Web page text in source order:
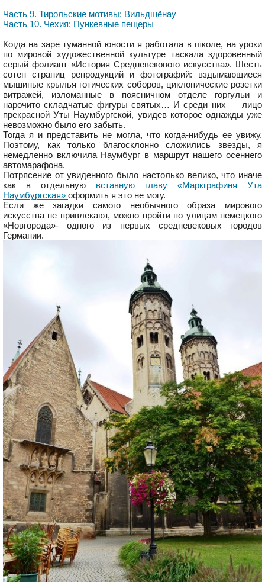
Часть 9. Тирольские мотивы: Вильдшёнау
Часть 10. Чехия: Пункевные пещеры
Когда на заре туманной юности я работала в школе, на уроки
по мировой художественной культуре таскала здоровенный
серый фолиант «История Средневекового искусства». Шесть
сотен страниц репродукций и фотографий: вздымающиеся
мышиные крылья готических соборов, циклопические розетки
витражей, изломанные в поясничном отделе горгульи и
нарочито складчатые фигуры святых… И среди них — лицо
прекрасной Уты Наумбургской, увидев которое однажды уже
невозможно было его забыть.
Тогда я и представить не могла, что когда-нибудь ее увижу.
Поэтому, как только благосклонно сложились звезды, я
немедленно включила Наумбург в маршрут нашего осеннего
автомарафона.
Потрясение от увиденного было настолько велико, что иначе
как в отдельную вставную главу «Маркграфиня Ута
Наумбургская» оформить я это не могу.
Если же загадки самого необычного образа мирового
искусства не привлекают, можно пройти по улицам немецкого
«Новгорода»- одного из первых средневековых городов
Германии.